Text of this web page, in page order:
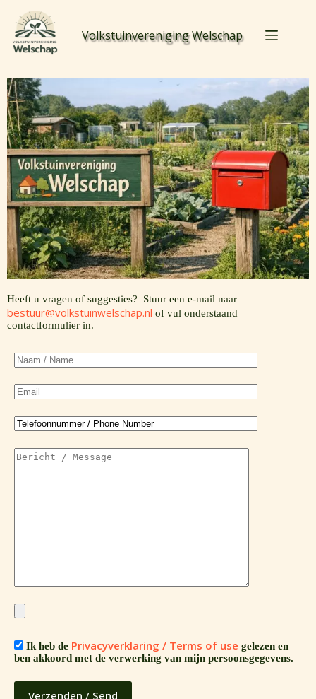
Volkstuinvereniging Welschap
Heeft u vragen of suggesties? Stuur een e-mail naar
bestuur@volkstuinwelschap.nl of vul onderstaand
contactformulier in.
Ik heb de Privacyverklaring / Terms of use gelezen en
ben akkoord met de verwerking van mijn persoonsgegevens.